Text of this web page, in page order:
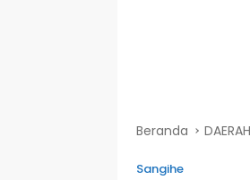
Beranda DAERAH
Sangihe